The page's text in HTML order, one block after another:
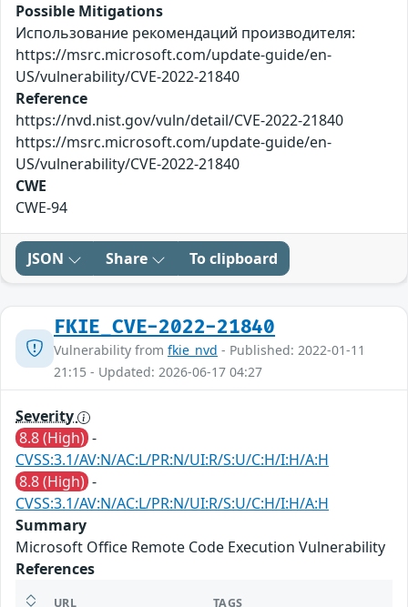
Possible Mitigations
Использование рекомендаций производителя:
https://msrc.microsoft.com/update-guide/en-
US/vulnerability/CVE-2022-21840
Reference
https://nvd.nist.gov/vuln/detail/CVE-2022-21840
https://msrc.microsoft.com/update-guide/en-
US/vulnerability/CVE-2022-21840
CWE
CWE-94
JSON Share To clipboard
FKIE_CVE-2022-21840
Vulnerability from fkie_nvd - Published: 2022-01-11
21:15 - Updated: 2026-06-17 04:27
Severity
8.8 (High) -
CVSS:3.1/AV:N/AC:L/PR:N/UI:R/S:U/C:H/I:H/A:H
8.8 (High) -
CVSS:3.1/AV:N/AC:L/PR:N/UI:R/S:U/C:H/I:H/A:H
Summary
Microsoft Office Remote Code Execution Vulnerability
References
URL TAGS